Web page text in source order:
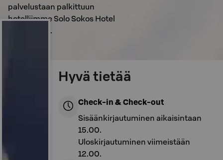
palvelustaan palkittuun
hotelliimme Solo Sokos Hotel
Paviljonkiin.
Hyvä tietää
Check-in & Check-out
Sisäänkirjautuminen aikaisintaan
15.00.
Uloskirjautuminen viimeistään
12.00.